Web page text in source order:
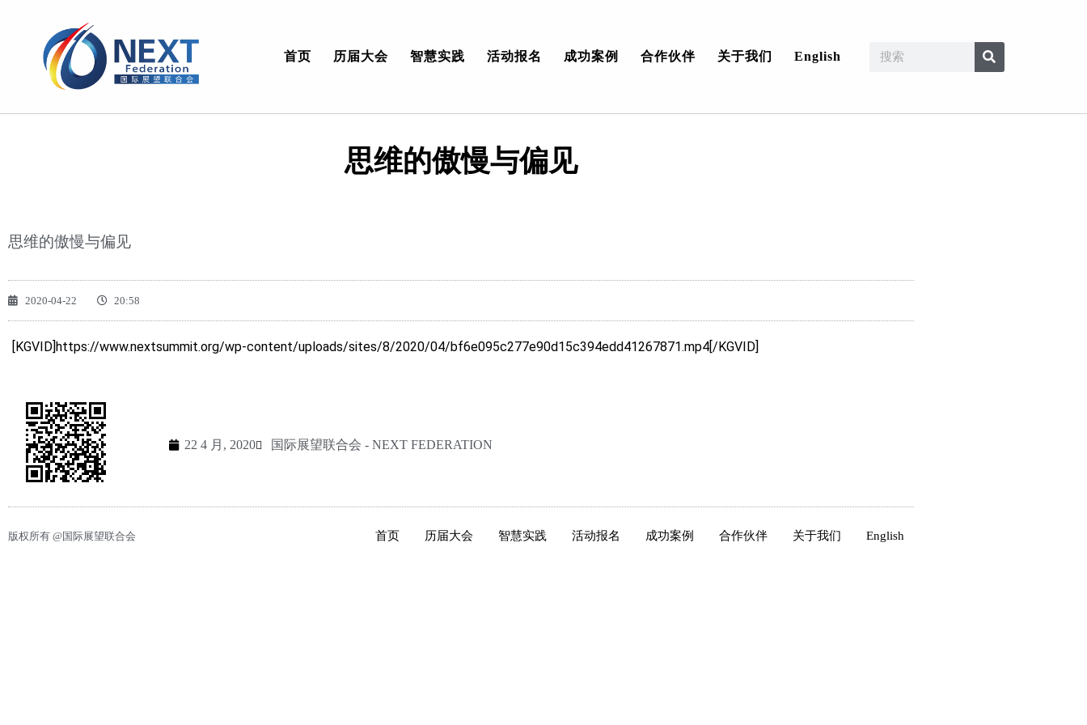
首页 历届大会 智慧实践 活动报名 成功案例 合作伙伴 关于我们 English
思维的傲慢与偏见
思维的傲慢与偏见
2020-04-22 20:58
[KGVID]https://www.nextsummit.org/wp-content/uploads/sites/8/2020/04/bf6e095c277e90d15c394edd41267871.mp4[/KGVID]
22 4 月, 2020 国际展望联合会 - NEXT FEDERATION
版权所有 @国际展望联合会 首页 历届大会 智慧实践 活动报名 成功案例 合作伙伴 关于我们 English